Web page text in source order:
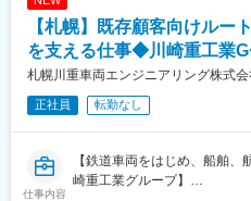
【札幌】既存顧客向けル
を支える仕事◆川崎重工業
札幌川重車両エンジニアリング株式会
正社員 転勤なし
仕事内容
【鉄道車両をはじめ、船舶、
崎重工業グループ】